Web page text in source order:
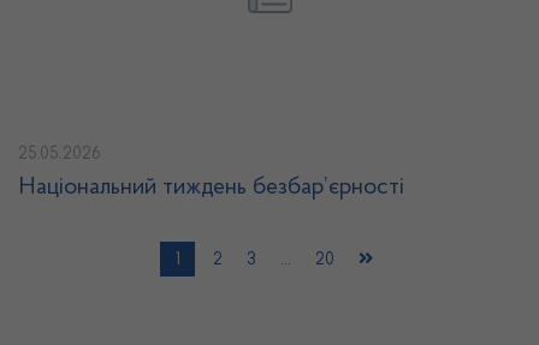
25.05.2026
Національний тиждень безбар’єрності
2 3 … 20